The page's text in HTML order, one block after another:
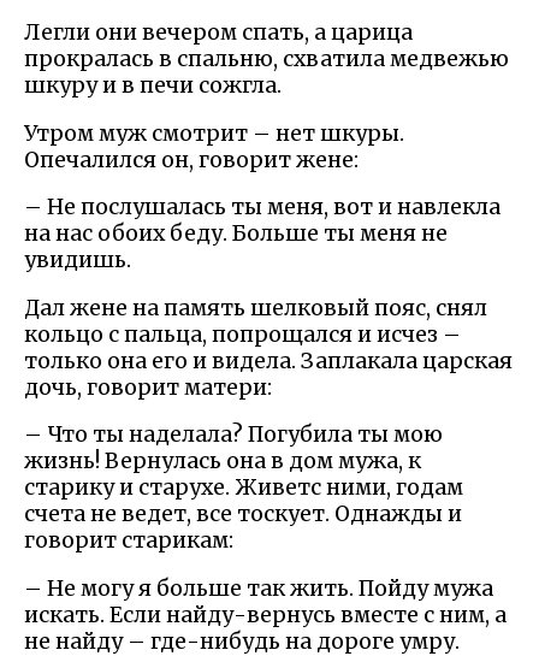
Легли они вечером спать, а царица
прокралась в спальню, схватила медвежью
шкуру и в печи сожгла.
Утром муж смотрит – нет шкуры.
Опечалился он, говорит жене:
– Не послушалась ты меня, вот и навлекла
на нас обоих беду. Больше ты меня не
увидишь.
Дал жене на память шелковый пояс, снял
кольцо с пальца, попрощался и исчез –
только она его и видела. Заплакала царская
дочь, говорит матери:
– Что ты наделала? Погубила ты мою
жизнь! Вернулась она в дом мужа, к
старику и старухе. Живетс ними, годам
счета не ведет, все тоскует. Однажды и
говорит старикам:
– Не могу я больше так жить. Пойду мужа
искать. Если найду-вернусь вместе с ним, а
не найду – где-нибудь на дороге умру.